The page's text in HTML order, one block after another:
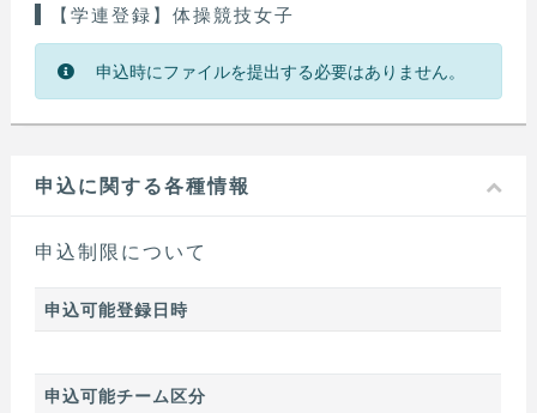
【学連登録】体操競技女子
申込時にファイルを提出する必要はありません。
申込に関する各種情報
申込制限について
申込可能登録日時
申込可能チーム区分